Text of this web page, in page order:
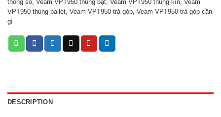
thông số Veam VPT950 thùng bạt Veam VPT950 thùng kín Veam
VPT950 thùng pallet Veam VPT950 trả góp Veam VPT950 trả góp cần
gì
DESCRIPTION